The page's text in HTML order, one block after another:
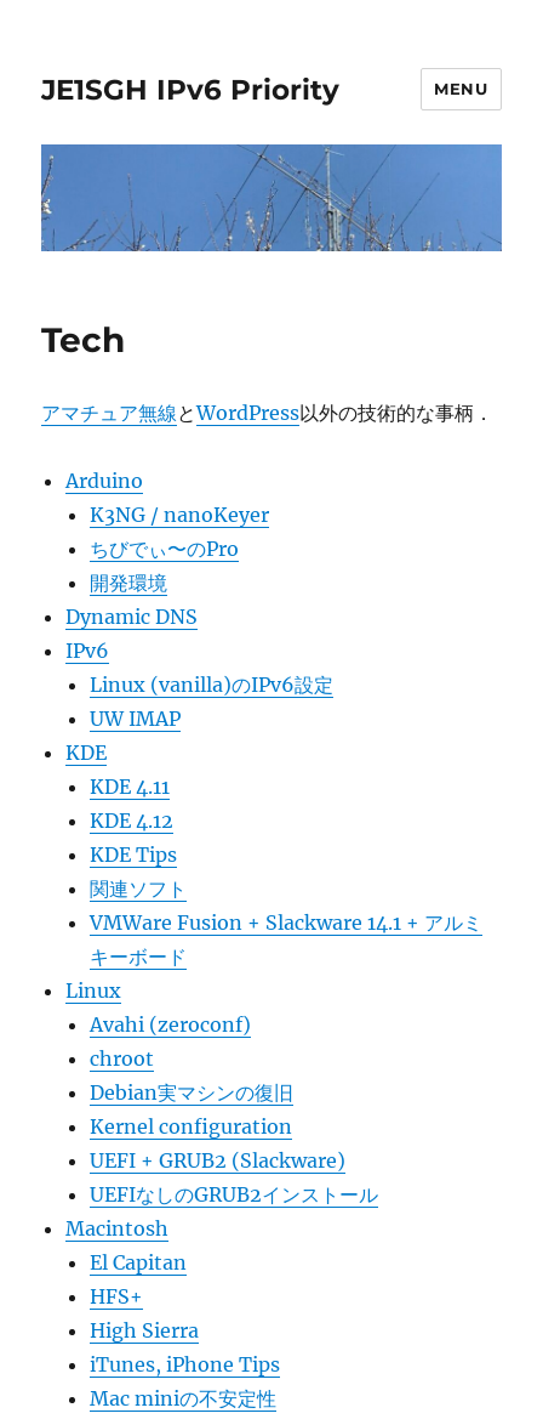
JE1SGH IPv6 Priority MENU
Tech
アマチュア無線とWordPress以外の技術的な事柄．
Arduino
K3NG / nanoKeyer
ちびでぃ〜のPro
開発環境
Dynamic DNS
IPv6
Linux (vanilla)のIPv6設定
UW IMAP
KDE
KDE 4.11
KDE 4.12
KDE Tips
関連ソフト
VMWare Fusion + Slackware 14.1 + アルミ
キーボード
Linux
Avahi (zeroconf)
chroot
Debian実マシンの復旧
Kernel configuration
UEFI + GRUB2 (Slackware)
UEFIなしのGRUB2インストール
Macintosh
El Capitan
HFS+
High Sierra
iTunes, iPhone Tips
Mac miniの不安定性